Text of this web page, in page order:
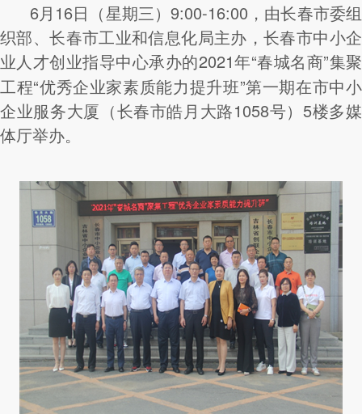
6月16日（星期三）9:00-16:00，由长春市委组
织部、长春市工业和信息化局主办，长春市中小企
业人才创业指导中心承办的2021年“春城名商”集聚
工程“优秀企业家素质能力提升班”第一期在市中小
企业服务大厦（长春市皓月大路1058号）5楼多媒
体厅举办。